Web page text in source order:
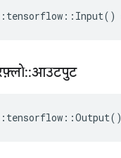
tensorflow :: Input()
::आउटपुट
tensorflow ::Output()